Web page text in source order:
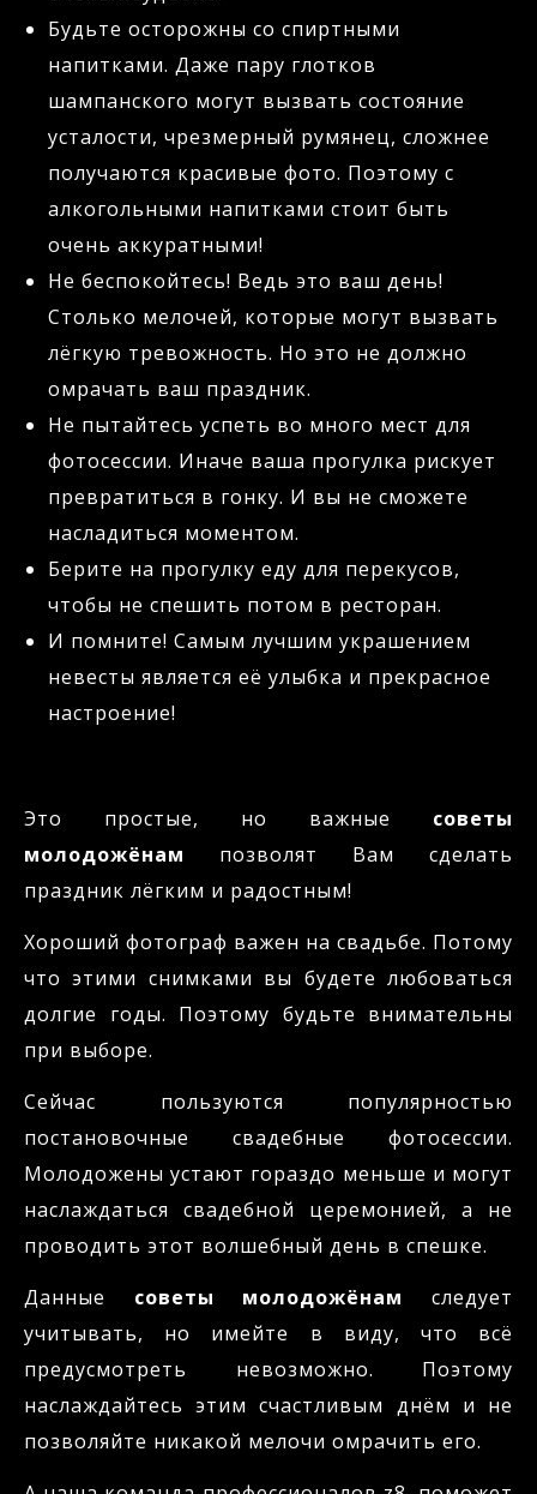
Будьте осторожны со спиртными
напитками. Даже пару глотков
шампанского могут вызвать состояние
усталости, чрезмерный румянец, сложнее
получаются красивые фото. Поэтому с
алкогольными напитками стоит быть
очень аккуратными!
Не беспокойтесь! Ведь это ваш день!
Столько мелочей, которые могут вызвать
лёгкую тревожность. Но это не должно
омрачать ваш праздник.
Не пытайтесь успеть во много мест для
фотосессии. Иначе ваша прогулка рискует
превратиться в гонку. И вы не сможете
насладиться моментом.
Берите на прогулку еду для перекусов,
чтобы не спешить потом в ресторан.
И помните! Самым лучшим украшением
невесты является её улыбка и прекрасное
настроение!
Это простые, но важные советы
молодожёнам позволят Вам сделать
праздник лёгким и радостным!
Хороший фотограф важен на свадьбе. Потому
что этими снимками вы будете любоваться
долгие годы. Поэтому будьте внимательны
при выборе.
Сейчас пользуются популярностью
постановочные свадебные фотосессии.
Молодожены устают гораздо меньше и могут
наслаждаться свадебной церемонией, а не
проводить этот волшебный день в спешке.
Данные советы молодожёнам
следует
учитывать, но имейте в виду, что всё
предусмотреть невозможно. Поэтому
наслаждайтесь этим счастливым днём и не
позволяйте никакой мелочи омрачить его.